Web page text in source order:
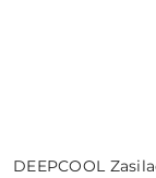
DEEPCOOL